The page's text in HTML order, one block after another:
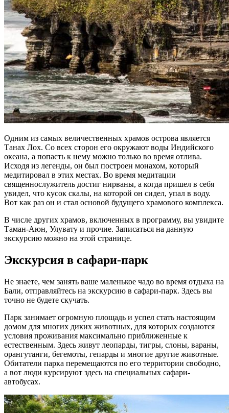
Одним из самых величественных храмов острова является
Танах Лох. Со всех сторон его окружают воды Индийского
океана, а попасть к нему можно только во время отлива.
Исходя из легенды, он был построен монахом, который
медитировал в этих местах. Во время медитации
священнослужитель достиг нирваны, а когда пришел в себя
увидел, что кусок скалы, на которой он сидел, упал в воду.
Вот как раз он и стал основой будущего храмового комплекса.
В числе других храмов, включенных в программу, вы увидите
Таман-Аюн, Улувату и прочие. Записаться на данную
экскурсию можно на этой странице.
Экскурсия в сафари-парк
Не знаете, чем занять ваше маленькое чадо во время отдыха на
Бали, отправляйтесь на экскурсию в сафари-парк. Здесь вы
точно не будете скучать.
Парк занимает огромную площадь и успел стать настоящим
домом для многих диких животных, для которых создаются
условия проживания максимально приближенные к
естественным. Здесь живут леопарды, тигры, слоны, вараны,
орангутанги, бегемоты, гепарды и многие другие животные.
Обитатели парка перемещаются по его территории свободно,
а вот люди курсируют здесь на специальных сафари-
автобусах.